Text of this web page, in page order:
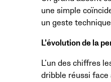
une simple
un geste
L’évolution de la
L’un des chiffres
dribble réussi face